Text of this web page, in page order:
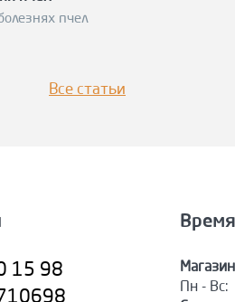
пчел
Все статьи
15 98
Пн - Вс: